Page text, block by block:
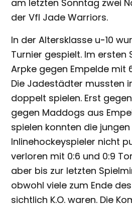
am letzten Sonntag zwei
der Vfl Jade Warriors.
In der Altersklasse u-10
Turnier gespielt. Im ersten
Arpke gegen Empelde mit
Die Jadestädter mussten
doppelt spielen. Erst
gegen Maddogs aus
spielen konnten die jungen
Inlinehockeyspieler nicht
verloren mit 0:6 und 0:9
aber bis zur letzten
obwohl viele zum Ende
sichtlich K.O. waren. Die